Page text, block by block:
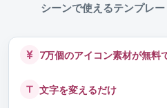
シーンで使えるテンプレー
7万個のアイコン素材が無料
文字を変えるだけ